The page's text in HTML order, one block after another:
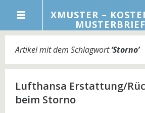
XMUSTER –
Artikel mit dem Schlagwort‘Storno’
Lufthansa Erstattung/
beim Storno